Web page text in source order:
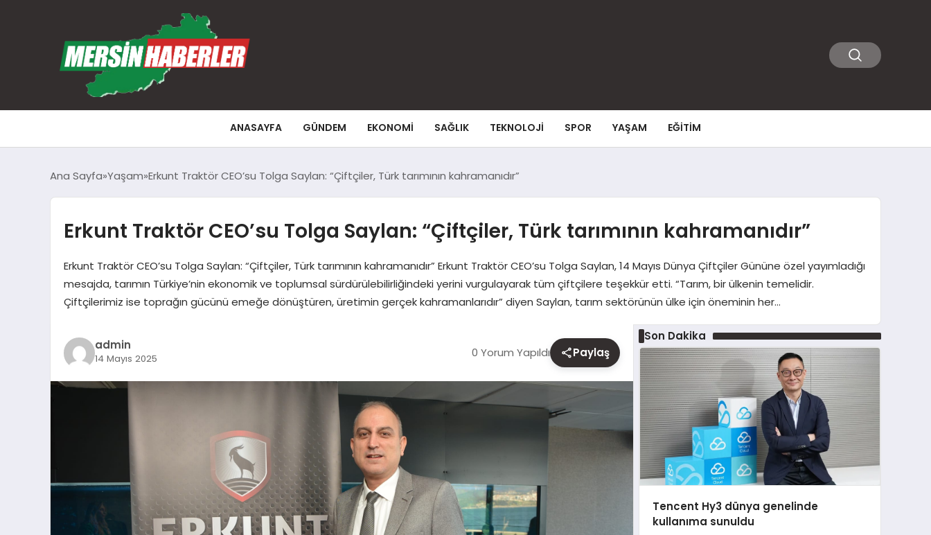
ANASAYFA GÜNDEM EKONOMI SAĞLIK TEKNOLOJI SPOR YAŞAM EĞITIM
Ana Sayfa Yaşam Erkunt Traktör CEO’su Tolga Saylan: “Çiftçiler, Türk tarımının kahramanıdır”
Erkunt Traktör CEO’su Tolga Saylan: “Çiftçiler, Türk tarımının kahramanıdır”
Erkunt Traktör CEO’su Tolga Saylan: “Çiftçiler, Türk tarımının kahramanıdır” Erkunt Traktör CEO’su Tolga Saylan, 14 Mayıs Dünya Çiftçiler Gününe özel yayımladığı
mesajda, tarımın Türkiye’nin ekonomik ve toplumsal sürdürülebilirliğindeki yerini vurgulayarak tüm çiftçilere teşekkür etti. “Tarım, bir ülkenin temelidir.
Çiftçilerimiz ise toprağın gücünü emeğe dönüştüren, üretimin gerçek kahramanlarıdır” diyen Saylan, tarım sektörünün ülke için öneminin her…
admin
14 Mayıs 2025 0 Yorum Yapıldı Paylaş
Son Dakika
Tencent Hy3 dünya genelinde
kullanıma sunuldu